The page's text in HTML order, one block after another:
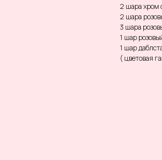
2 шара хром
2 шара
3 шара
1 шар
1 шар
( цветовая